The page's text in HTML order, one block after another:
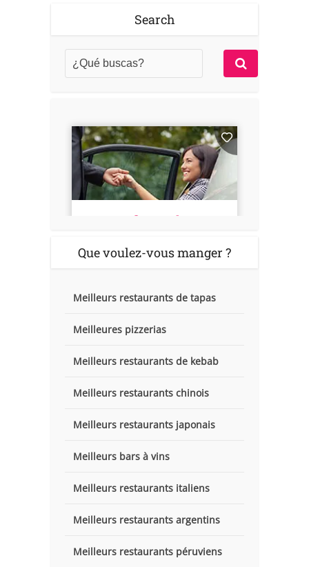
Search
Que voulez-vous manger ?
Meilleurs restaurants de tapas
Meilleures pizzerias
Meilleurs restaurants de kebab
Meilleurs restaurants chinois
Meilleurs restaurants japonais
Meilleurs bars à vins
Meilleurs restaurants italiens
Meilleurs restaurants argentins
Meilleurs restaurants péruviens